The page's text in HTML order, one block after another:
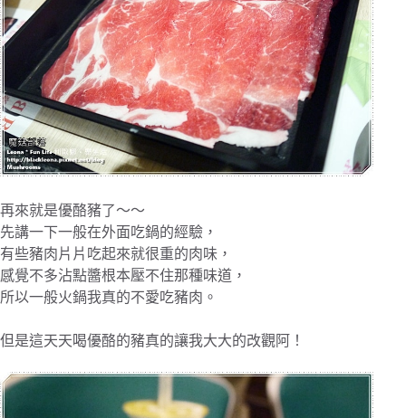
再來就是優酪豬了～～
先講一下一般在外面吃鍋的經驗，
有些豬肉片片吃起來就很重的肉味，
感覺不多沾點醬根本壓不住那種味道，
所以一般火鍋我真的不愛吃豬肉。
但是這天天喝優酪的豬真的讓我大大的改觀阿！